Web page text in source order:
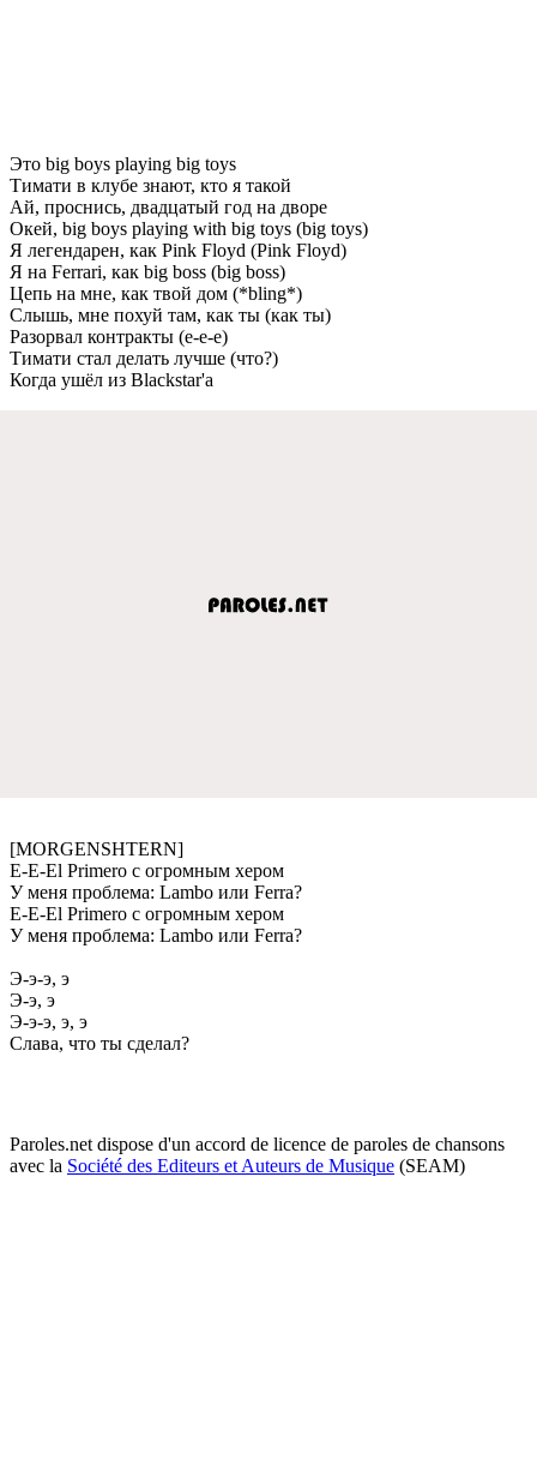
Это big boys playing big toys
Тимати в клубе знают, кто я такой
Ай, проснись, двадцатый год на дворе
Окей, big boys playing with big toys (big toys)
Я легендарен, как Pink Floyd (Pink Floyd)
Я на Ferrari, как big boss (big boss)
Цепь на мне, как твой дом (*bling*)
Слышь, мне похуй там, как ты (как ты)
Разорвал контракты (е-е-е)
Тимати стал делать лучше (что?)
Когда ушёл из Blackstar'а
[MORGENSHTERN]
E-E-El Primero с огромным хером
У меня проблема: Lambo или Ferra?
E-E-El Primero с огромным хером
У меня проблема: Lambo или Ferra?
Э-э-э, э
Э-э, э
Э-э-э, э, э
Слава, что ты сделал?
Paroles.net dispose d'un accord de licence de paroles de chansons
avec la Société des Editeurs et Auteurs de Musique (SEAM)